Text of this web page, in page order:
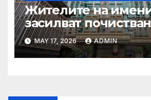
Жителите на
засилват
след първия
хепатит на плъхове
тази година
MAY 17, 2026 ADMIN